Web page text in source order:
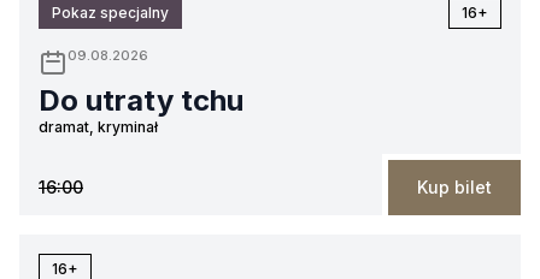
Pokaz specjalny 16+
09.08.2026
Do utraty tchu
dramat, kryminał
16:00 Kup bilet
16+